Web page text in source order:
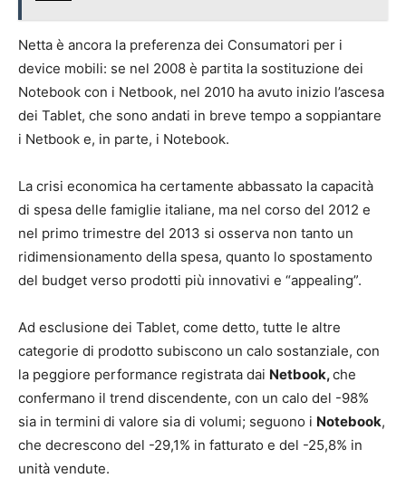
Netta è ancora la preferenza dei Consumatori per i
device mobili: se nel 2008 è partita la sostituzione dei
Notebook con i Netbook, nel 2010 ha avuto inizio l’ascesa
dei Tablet, che sono andati in breve tempo a soppiantare
i Netbook e, in parte, i Notebook.
La crisi economica ha certamente abbassato la capacità
di spesa delle famiglie italiane, ma nel corso del 2012 e
nel primo trimestre del 2013 si osserva non tanto un
ridimensionamento della spesa, quanto lo spostamento
del budget verso prodotti più innovativi e “appealing”.
Ad esclusione dei Tablet, come detto, tutte le altre
categorie di prodotto subiscono un calo sostanziale, con
la peggiore performance registrata dai Netbook,che
confermano il trend discendente, con un calo del -98%
sia in termini di valore sia di volumi; seguono i Notebook,
che decrescono del -29,1% in fatturato e del -25,8% in
unità vendute.